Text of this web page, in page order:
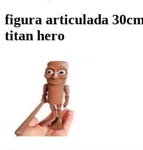
figura articulada
titan hero